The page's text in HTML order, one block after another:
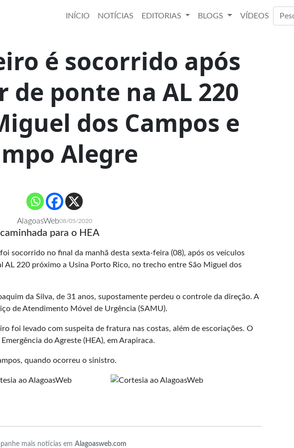
INÍCIO NOTÍCIAS EDITORIAS BLOGS
VÍDEOS
é socorrido após
de ponte na AL 220
dos Campos e
Alegre
AlagoasWeb08/05/2020
para o HEA
socorrido no final da manhã desta sexta-feira (08), após os veículos
AL 220 próximo a Usina Porto Rico, no trecho entre São Miguel dos
da Silva, de 31 anos, supostamente perdeu o controle da direção. A
de Atendimento Móvel de Urgência (SAMU).
foi levado com suspeita de fratura nas costas, além de escoriações. O
do Agreste (HEA), em Arapiraca.
quando ocorreu o sinistro.
mais notícias em Alagoasweb.com